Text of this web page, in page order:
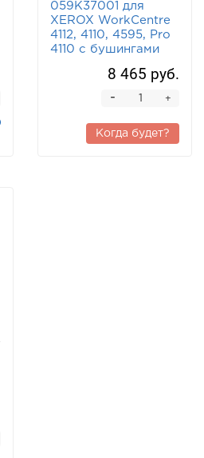
059K37001 для
XEROX WorkCentre
4112, 4110, 4595, Pro
4110 с бушингами
8 465 руб.
+
-
Когда будет?